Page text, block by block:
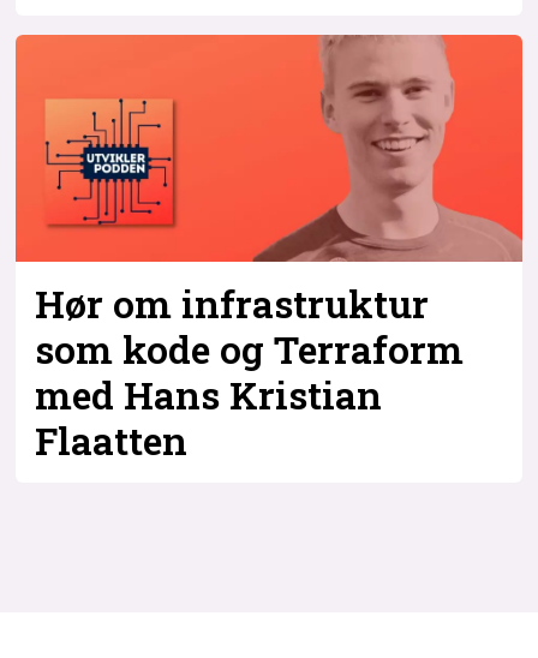
Hør om infrastruktur
som kode og Terraform
med Hans Kristian
Flaatten